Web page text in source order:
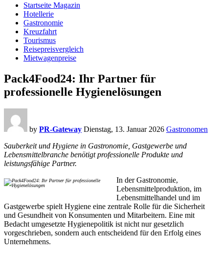
Startseite Magazin
Hotellerie
Gastronomie
Kreuzfahrt
Tourismus
Reisepreisvergleich
Mietwagenpreise
Pack4Food24: Ihr Partner für
professionelle Hygienelösungen
by PR-Gateway Dienstag, 13. Januar 2026 Gastronomen
Sauberkeit und Hygiene in Gastronomie, Gastgewerbe und
Lebensmittelbranche benötigt professionelle Produkte und
leistungsfähige Partner.
In der Gastronomie,
Lebensmittelproduktion, im
Lebensmittelhandel und im
Gastgewerbe spielt Hygiene eine zentrale Rolle für die Sicherheit
und Gesundheit von Konsumenten und Mitarbeitern. Eine mit
Bedacht umgesetzte Hygienepolitik ist nicht nur gesetzlich
vorgeschrieben, sondern auch entscheidend für den Erfolg eines
Unternehmens.